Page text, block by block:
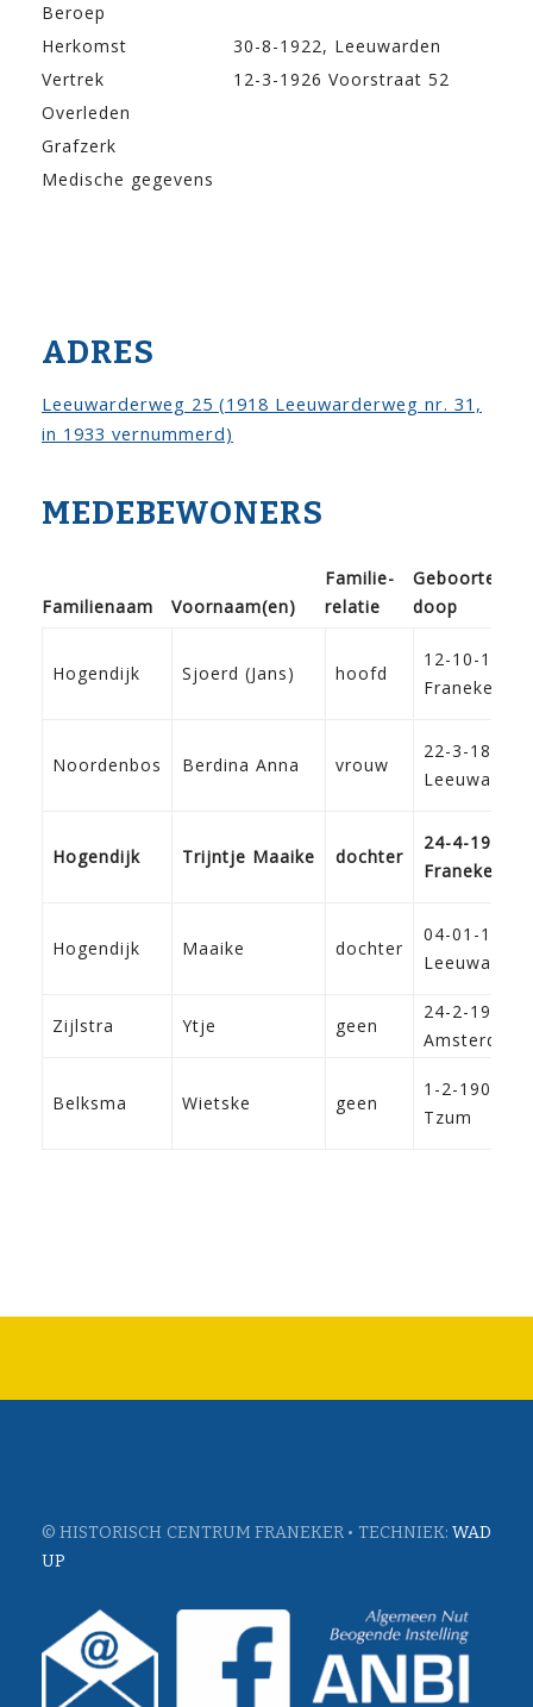
Beroep
Herkomst
30-8-1922, Leeuwarden
Vertrek
12-3-1926 Voorstraat 52
Overleden
Grafzerk
Medische gegevens
ADRES
Leeuwarderweg 25 (1918 Leeuwarderweg nr. 31,
in 1933 vernummerd)
MEDEBEWONERS
Familie­naam Voor­naam(en)
Familie­
relatie
Geboorte /
doop
Hogendijk Sjoerd (Jans) hoofd
12-10-1891
Franeker
Noordenbos Berdina Anna vrouw
22-3-1893
Leeuwarden
Hogendijk Trijntje Maaike dochter
24-4-1919
Franeker
Hogendijk Maaike dochter
04-01-1922
Leeuwarden
Zijlstra Ytje geen
24-2-1901
Amsterdam
Belksma Wietske geen
1-2-1903
Tzum
© HISTORISCH CENTRUM FRANEKER • TECHNIEK: WAD
UP